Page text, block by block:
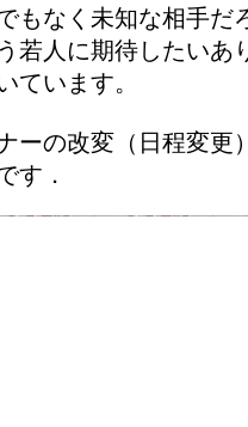
もなく未知な相手だ
若人に期待したいあ
ています。
ーの改変（日程変更
す．